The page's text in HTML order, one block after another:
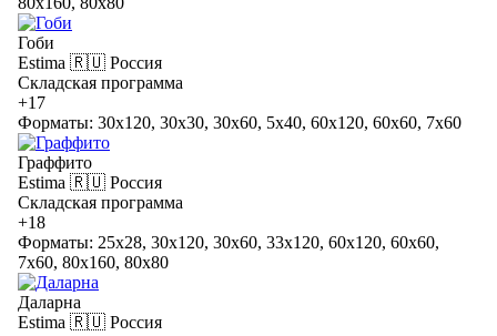
Гоби
Estima 🇷🇺 Россия
Складская программа
+17
Форматы: 30x120, 30x30, 30x60, 5x40, 60x120, 60x60, 7x60
Граффито
Estima 🇷🇺 Россия
Складская программа
+18
Форматы: 25x28, 30x120, 30x60, 33x120, 60x120, 60x60,
7x60, 80x160, 80x80
Даларна
Estima 🇷🇺 Россия